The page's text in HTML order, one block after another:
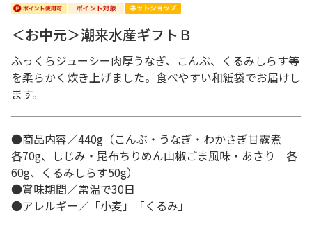
＜お中元＞潮来水産ギフトＢ
ふっくらジューシー肉厚うなぎ、こんぶ、くるみしらす等
を柔らかく炊き上げました。食べやすい和紙袋でお届けし
ます。
●商品内容／440g（こんぶ・うなぎ・わかさぎ甘露煮
各70g、しじみ・昆布ちりめん山椒ごま風味・あさり 各
60g、くるみしらす50g）
●賞味期間／常温で30日
●アレルギー／「小麦」「くるみ」